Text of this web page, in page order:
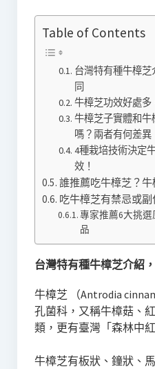
Table of Contents
台灣特有種牛樟
同
牛樟芝功效好處多
牛樟芝子實體和
嗎？兩者有何差異
4種栽培技術決定
效！
誰推薦吃牛樟芝？
吃牛樟芝有禁忌或
專家推薦6大挑
品
台灣特有種牛樟芝介紹
牛樟芝 （Antrodia
孔菌科，又稱牛樟菇、
類，更有臺灣「森林中
牛樟芝有板狀、鐘狀、